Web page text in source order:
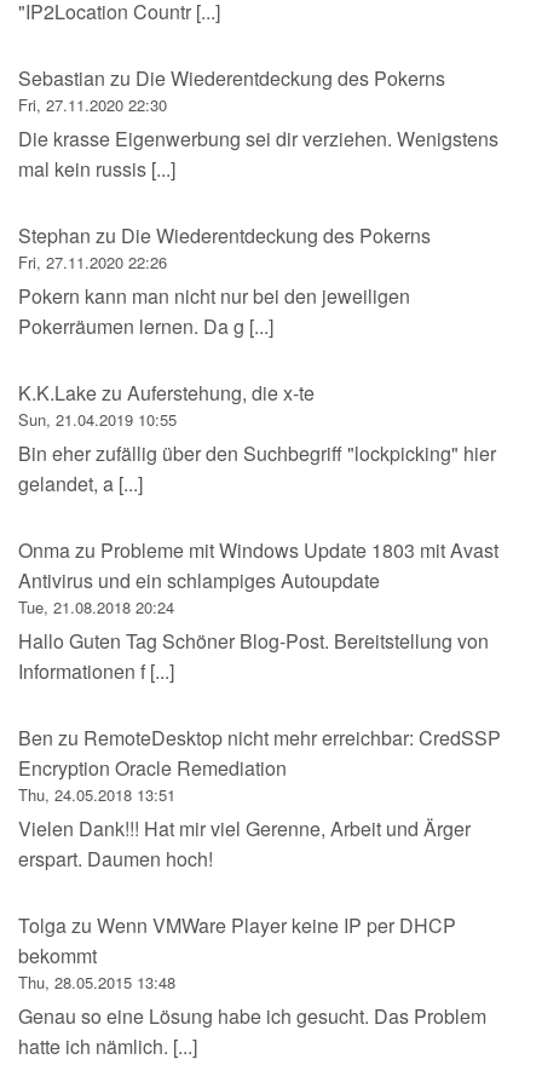
"IP2Location Countr [...]
Sebastian zu Die Wiederentdeckung des Pokerns
Fri, 27.11.2020 22:30
Die krasse Eigenwerbung sei dir verziehen. Wenigstens
mal kein russis [...]
Stephan zu Die Wiederentdeckung des Pokerns
Fri, 27.11.2020 22:26
Pokern kann man nicht nur bei den jeweiligen
Pokerräumen lernen. Da g [...]
K.K.Lakezu Auferstehung, die x-te
Sun, 21.04.2019 10:55
Bin eher zufällig über den Suchbegriff "lockpicking" hier
gelandet, a [...]
Onmazu Probleme mit Windows Update 1803 mit Avast
Antivirus und ein schlampiges Autoupdate
Tue, 21.08.2018 20:24
Hallo Guten Tag Schöner Blog-Post. Bereitstellung von
Informationen f [...]
Ben zu RemoteDesktop nicht mehr erreichbar: CredSSP
Encryption Oracle Remediation
Thu, 24.05.2018 13:51
Vielen Dank!!! Hat mir viel Gerenne, Arbeit und Ärger
erspart. Daumen hoch!
Tolgazu Wenn VMWare Player keine IP per DHCP
bekommt
Thu, 28.05.2015 13:48
Genau so eine Lösung habe ich gesucht. Das Problem
hatte ich nämlich. [...]